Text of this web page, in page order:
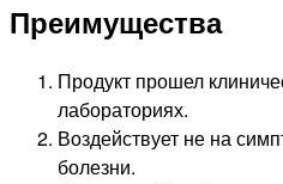
Преимущества
Продукт прошел
лабораториях.
Воздействует не на
болезни.